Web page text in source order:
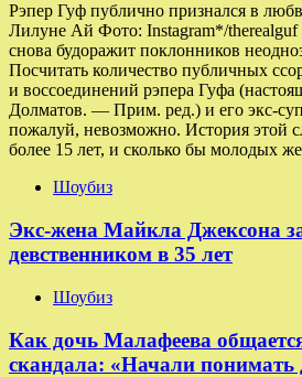
Рэпер Гуф публично признался в
Лилуне Ай Фото: Instagram*/therealguf
снова будоражит поклонников
Посчитать количество публичных
и воссоединений рэпера Гуфа
Долматов. — Прим. ред.) и его экс-
пожалуй, невозможно. История этой
более 15 лет, и сколько бы молодых
Шоубиз
Экс-жена Майкла Джексона
девственником в 35 лет
Шоубиз
Как дочь Малафеева
скандала: «Начали понимать